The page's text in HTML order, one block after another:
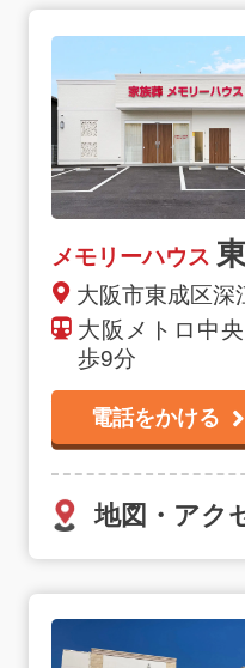
メモリーハウス
大阪市東成区深
大阪メトロ中
歩9分
電話をかける
地図・アク